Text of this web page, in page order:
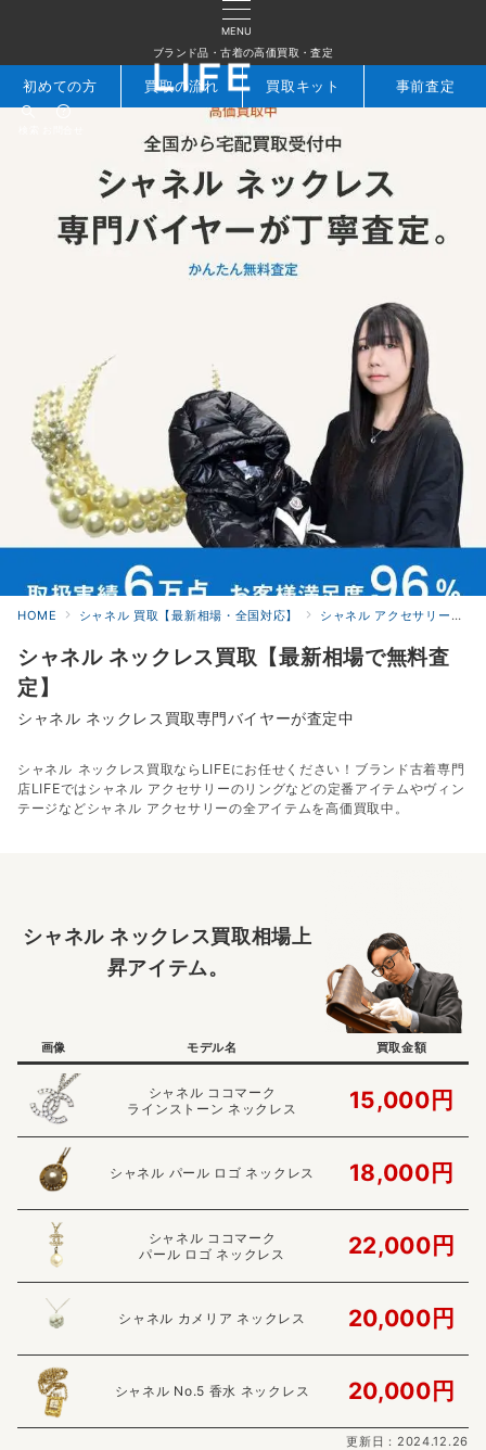
MENU
ブランド品・古着の高価買取・査定
初めての方 買取の流れ 買取キット 事前査定
HOME シャネル 買取【最新相場・全国対応】 シャネル アクセサリーの高価買取
シャネル ネックレス買取【最新相場で無料査
定】
シャネル ネックレス買取専門バイヤーが査定中
シャネル ネックレス買取ならLIFEにお任せください！ブランド古着専門
店LIFEではシャネル アクセサリーのリングなどの定番アイテムやヴィン
テージなどシャネル アクセサリーの全アイテムを高価買取中。
シャネル ネックレス買取相場上
昇アイテム。
画像 モデル名 買取金額
シャネル ココマーク
ラインストーン ネックレス
15,000円
シャネル パール ロゴ ネックレス 18,000円
シャネル ココマーク
パール ロゴ ネックレス
22,000円
シャネル カメリア ネックレス 20,000円
シャネル No.5 香水 ネックレス 20,000円
更新日：2024.12.26